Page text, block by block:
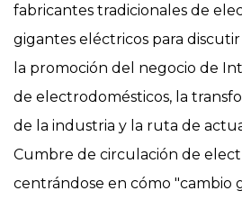
fabricantes tradicionales de
gigantes eléctricos para
la promoción del negocio de
de electrodomésticos, la
de la industria y la ruta de
Cumbre de circulación de
centrándose en cómo "cambio